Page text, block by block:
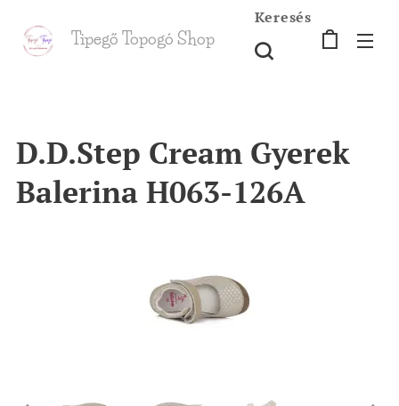
Tipegő Topogó Shop
Keresés
D.D.Step Cream Gyerek
Balerina H063-126A